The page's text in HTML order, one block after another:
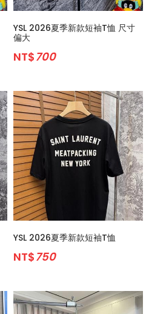
YSL 2026夏季新款短袖T恤 尺寸
偏大
NT$700
YSL 2026夏季新款短袖T恤
NT$750